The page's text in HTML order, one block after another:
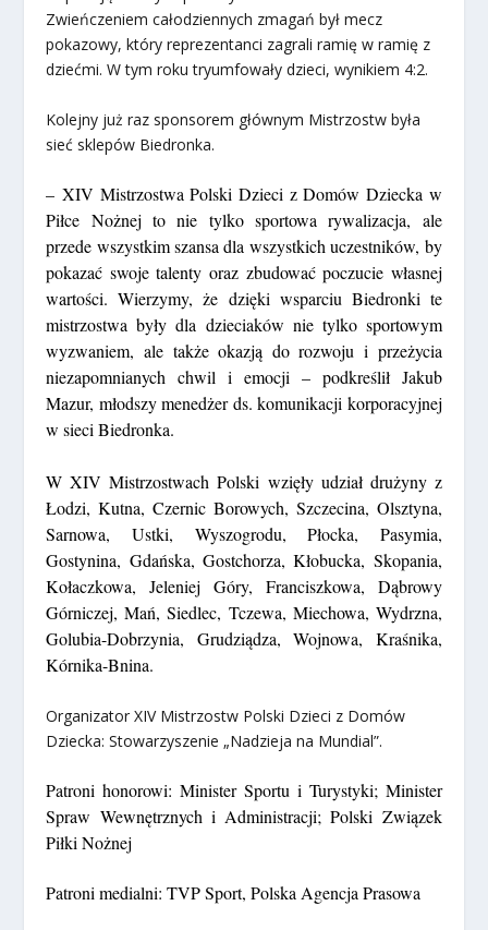
Zwieńczeniem całodziennych zmagań był mecz
pokazowy, który reprezentanci zagrali ramię w ramię z
dziećmi. W tym roku tryumfowały dzieci, wynikiem 4:2.
Kolejny już raz sponsorem głównym Mistrzostw była
sieć sklepów Biedronka.
–XIV Mistrzostwa Polski Dzieci z Domów Dziecka w
Piłce Nożnej to nie tylko sportowa rywalizacja, ale
przede wszystkim szansa dla wszystkich uczestników, by
pokazać swoje talenty oraz zbudować poczucie własnej
wartości. Wierzymy, że dzięki wsparciu Biedronki te
mistrzostwa były dla dzieciaków nie tylko sportowym
wyzwaniem, ale także okazją do rozwoju i przeżycia
niezapomnianych chwil i emocji –podkreślił Jakub
Mazur, młodszy menedżer ds. komunikacji korporacyjnej
w sieci Biedronka.
W XIV Mistrzostwach Polski wzięły udział drużyny z
Łodzi, Kutna, Czernic Borowych, Szczecina, Olsztyna,
Sarnowa, Ustki, Wyszogrodu, Płocka, Pasymia,
Gostynina, Gdańska, Gostchorza, Kłobucka, Skopania,
Kołaczkowa, Jeleniej Góry, Franciszkowa, Dąbrowy
Górniczej, Mań, Siedlec, Tczewa, Miechowa, Wydrzna,
Golubia-Dobrzynia, Grudziądza, Wojnowa, Kraśnika,
Kórnika-Bnina.
Organizator XIV Mistrzostw Polski Dzieci z Domów
Dziecka: Stowarzyszenie „Nadzieja na Mundial”.
Patroni honorowi:Minister Sportu i Turystyki; Minister
Spraw Wewnętrznych i Administracji; Polski Związek
Piłki Nożnej
Patroni medialni:TVP Sport, Polska Agencja Prasowa